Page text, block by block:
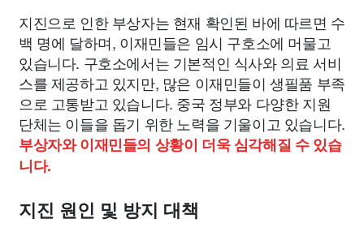
지진으로 인한 부상자는 현재 확인된 바에 따르면 수
백 명에 달하며, 이재민들은 임시 구호소에 머물고
있습니다. 구호소에서는 기본적인 식사와 의료 서비
스를 제공하고 있지만, 많은 이재민들이 생필품 부족
으로 고통받고 있습니다. 중국 정부와 다양한 지원
단체는 이들을 돕기 위한 노력을 기울이고 있습니다.
부상자와 이재민들의 상황이 더욱 심각해질 수 있습
니다.
지진 원인 및 방지 대책